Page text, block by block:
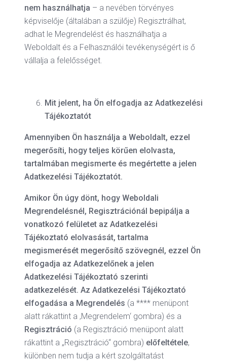
nem használhatja – a nevében törvényes
képviselője (általában a szülője) Regisztrálhat,
adhat le Megrendelést és használhatja a
Weboldalt és a Felhasználói tevékenységért is ő
vállalja a felelősséget.
Mit jelent, ha Ön elfogadja az Adatkezelési
Tájékoztatót
Amennyiben Ön használja a Weboldalt, ezzel
megerősíti, hogy teljes körűen elolvasta,
tartalmában megismerte és megértette a jelen
Adatkezelési Tájékoztatót.
Amikor Ön úgy dönt, hogy Weboldali
Megrendelésnél, Regisztrációnál bepipálja a
vonatkozó felületet az Adatkezelési
Tájékoztató elolvasását, tartalma
megismerését megerősítő szövegnél, ezzel Ön
elfogadja az Adatkezelőnek a jelen
Adatkezelési Tájékoztató szerinti
adatkezelését. Az Adatkezelési Tájékoztató
elfogadása a Megrendelés (a **** menüpont
alatt rákattint a ‚Megrendelem‘ gombra) és a
Regisztráció (a Regisztráció menüpont alatt
rákattint a „Regisztráció“ gombra) előfeltétele,
különben nem tudja a kért szolgáltatást